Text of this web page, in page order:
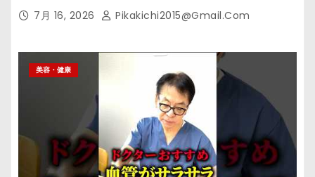
7月 16, 2026 Pikakichi2015@gmail.com
美容・健康